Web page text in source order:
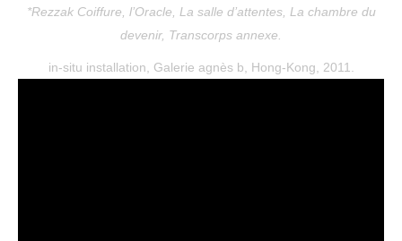
*Rezzak Coiffure, l’Oracle, La salle d’attentes, La chambre du
devenir, Transcorps annexe.
in-situ installation, Galerie agnès b, Hong-Kong, 2011.